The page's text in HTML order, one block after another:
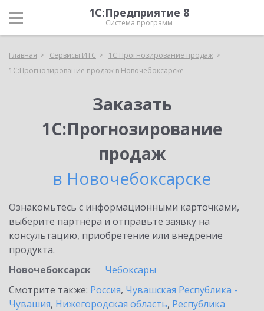
1С:Предприятие 8
Система программ
Главная Сервисы ИТС
1С:Прогнозирование продаж
1С:Прогнозирование продаж в Новочебоксарске
Заказать
1С:Прогнозирование
продаж
в Новочебоксарске
Ознакомьтесь с информационными карточками,
выберите партнёра и отправьте заявку на
консультацию, приобретение или внедрение
продукта.
Новочебоксарск
Чебоксары
Смотрите также: Россия, Чувашская Республика -
Чувашия, Нижегородская область, Республика